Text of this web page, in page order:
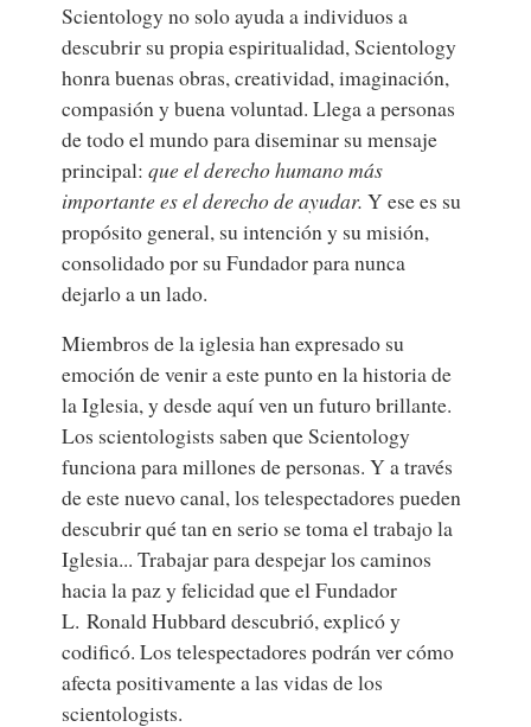
Scientology no solo ayuda a individuos a
descubrir su propia espiritualidad, Scientology
honra buenas obras, creatividad, imaginación,
compasión y buena voluntad. Llega a personas
de todo el mundo para diseminar su mensaje
principal:que el derecho humano más
importante es el derecho de ayudar. Y ese es su
propósito general, su intención y su misión,
consolidado por su Fundador para nunca
dejarlo a un lado.
Miembros de la iglesia han expresado su
emoción de venir a este punto en la historia de
la Iglesia, y desde aquí ven un futuro brillante.
Los scientologists saben que Scientology
funciona para millones de personas. Y a través
de este nuevo canal, los telespectadores pueden
descubrir qué tan en serio se toma el trabajo la
Iglesia... Trabajar para despejar los caminos
hacia la paz y felicidad que el Fundador
L. Ronald Hubbard descubrió, explicó y
codificó. Los telespectadores podrán ver cómo
afecta positivamente a las vidas de los
scientologists.